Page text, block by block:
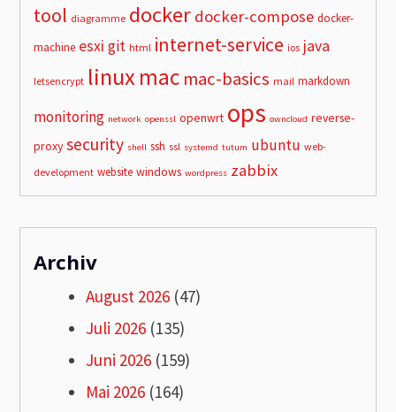
tool diagramme docker docker-compose docker-
machine esxi git html internet-service ios java
letsencrypt linuxmac mac-basics mail markdown
monitoring network openssl openwrt ops owncloud reverse-
proxy security shell ssh ssl systemd tutum ubuntu web-
development website windows wordpress zabbix
Archiv
August 2026 (47)
Juli 2026 (135)
Juni 2026 (159)
Mai 2026 (164)